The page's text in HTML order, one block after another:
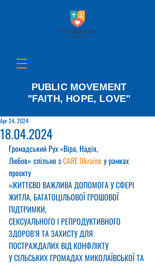
PUBLIC MOVEMENT
"FAITH, HOPE, LOVE"
18.04.2024
Apr 24, 2024
Громадський Рух «Віра, Надія,
Любов» спільно з CARE.Ukraine у рамках
проєкту
«ЖИТТЄВО ВАЖЛИВА ДОПОМОГА У СФЕРІ
ЖИТЛА, БАГАТОЦІЛЬОВОЇ ГРОШОВОЇ
ПІДТРИМКИ,
СЕКСУАЛЬНОГО І РЕПРОДУКТИВНОГО
ЗДОРОВ’Я ТА ЗАХИСТУ ДЛЯ
ПОСТРАЖДАЛИХ ВІД КОНФЛІКТУ
У СІЛЬСЬКИХ ГРОМАДАХ МИКОЛАЇВСЬКОЇ ТА